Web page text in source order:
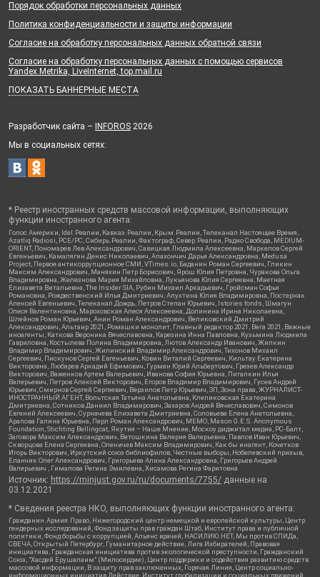
Порядок обработки персональных данных
Политика конфиденциальности и защиты информации
Согласие на обработку персональных данных обратной связи
Согласие на обработку персональных данных с помощью сервисов
Yandex.Metrika, LiveInternet, top.mail.ru
ПОКАЗАТЬ БАННЕРНЫЕ МЕСТА
Разработчик сайта – INFOROS 2026
Мы в социальных сетях:
* Реестр иностранных средств массовой информации, выполняющих
функции иностранного агента:
Голос Америки, Idel.Реалии, Кавказ.Реалии, Крым.Реалии, Телеканал Настоящее Время,
Azatliq Radiosi, PCE/PC, Сибирь.Реалии, Фактограф, Север.Реалии, Радио Свобода, MEDIUM-
ORIENT, Пономарев Лев Александрович, Савицкая Людмила Алексеевна, Маркелов Сергей
Евгеньевич, Камалягин Денис Николаевич, Апахончич Дарья Александровна, Medusa
Project, Первое антикоррупционное СМИ, VTimes.io, Баданин Роман Сергеевич, Гликин
Максим Александрович, Маняхин Петр Борисович, Ярош Юлия Петровна, Чуракова Ольга
Владимировна, Железнова Мария Михайловна, Лукьянова Юлия Сергеевна, Маетная
Елизавета Витальевна, The Insider SIA, Рубин Михаил Аркадьевич, Гройсман Софья
Романовна, Рождественский Илья Дмитриевич, Апухтина Юлия Владимировна, Постернак
Алексей Евгеньевич, Телеканал Дождь, Петров Степан Юрьевич, Istories fonds, Шмагун
Олеся Валентиновна, Мароховская Алеся Алексеевна, Долинина Ирина Николаевна,
Шлейнов Роман Юрьевич, Анин Роман Александрович, Великовский Дмитрий
Александрович, Альтаир 2021, Ромашки монолит, Главный редактор 2021, Вега 2021, Важные
иноагенты, Каткова Вероника Вячеславовна, Карезина Инна Павловна, Кузьмина Людмила
Гавриловна, Костылева Полина Владимировна, Лютов Александр Иванович, Жилкин
Владимир Владимирович, Жилинский Владимир Александрович, Тихонов Михаил
Сергеевич, Пискунов Сергей Евгеньевич, Ковин Виталий Сергеевич, Кильтау Екатерина
Викторовна, Любарев Аркадий Ефимович, Гурман Юрий Альбертович, Грезев Александр
Викторович, Важенков Артем Валерьевич, Иванова София Юрьевна, Пигалкин Илья
Валерьевич, Петров Алексей Викторович, Егоров Владимир Владимирович, Гусев Андрей
Юрьевич, Смирнов Сергей Сергеевич, Верзилов Петр Юрьевич, ЗП, Зона права, ЖУРНАЛИСТ-
ИНОСТРАННЫЙ АГЕНТ, Вольтская Татьяна Анатольевна, Клепиковская Екатерина
Дмитриевна, Сотников Даниил Владимирович, Захаров Андрей Вячеславович, Симонов
Евгений Алексеевич, Сурначева Елизавета Дмитриевна, Соловьева Елена Анатольевна,
Арапова Галина Юрьевна, Перл Роман Александрович, МЕМО, Mason G.E.S. Anonymous
Foundation, Stichting Bellingcat, Якутия – Наше Мнение, Москоу диджитал медиа, РС-Балт,
Заговора Максим Александрович, Ветошкина Валерия Валерьевна, Павлов Иван Юрьевич,
Скворцова Елена Сергеевна, Оленичев Максим Владимирович, Как бы инагент, Кочетков
Игорь Викторович, Иркутский союз библиофилов, Честные выборы, Нобелевский призыв,
Еланчик Олег Александрович, Григорьева Алина Александровна, Григорьев Андрей
Валерьевич , Гималова Регина Эмилевна, Хисамова Регина Фаритовна
Источник: https://minjust.gov.ru/ru/documents/7755/ данные на
03.12.2021
* Сведения реестра НКО, выполняющих функции иностранного агента:
Гражданин.Армия.Право, Нижегородский центр немецкой и европейской культуры, Центр
гендерных исследований, Фонд защиты прав граждан Штаб, Институт права и публичной
политики, Фонд борьбы с коррупцией, Альянс врачей, НАСИЛИЮ.НЕТ, Мы против СПИДа,
СВЕЧА, Открытый Петербург, Гуманитарное действие, Лига Избирателей, Правовая
инициатива, Гражданская инициатива против экологической преступности, Гражданский
Союз, "Хасдей Ерушалаим" (Милосердие), Центр поддержки и содействия развитию средств
массовой информации, В защиту прав заключенных, Горячая Линия, Центр социально-